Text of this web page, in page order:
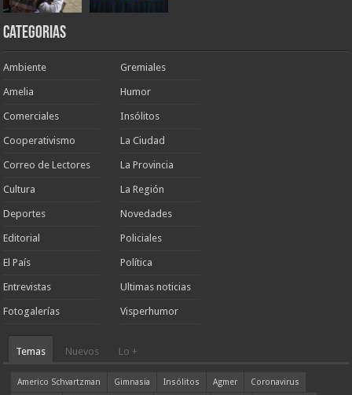
Categorias
Ambiente
Amelia
Comerciales
Cooperativismo
Correo de Lectores
Cultura
Deportes
Editorial
El País
Entrevistas
Fotogalerías
Gremiales
Humor
Insólitos
La Ciudad
La Provincia
La Región
Novedades
Policiales
Política
Ultimas noticias
Visperhumor
Temas Nuevos Lo +
Americo Schvartzman Gimnasia Insólitos Agmer
Coronavirus